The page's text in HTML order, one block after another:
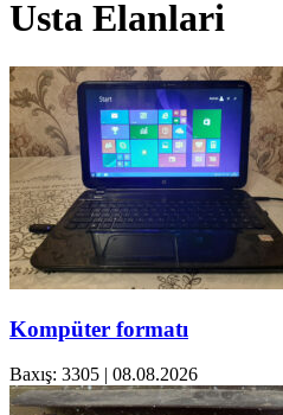
Usta Elanlari
Kompüter formatı
Baxış: 3305 | 08.08.2026